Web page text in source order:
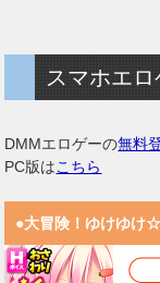
スマホエ
DMMエロゲーの無料
PC版はこちら
●大冒険！ゆけゆけ